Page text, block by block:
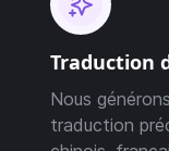
Traduction
Nous
traduction